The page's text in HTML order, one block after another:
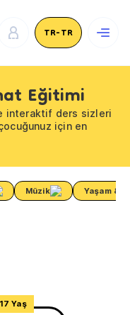
TR-TR
Eğitimi
interaktif ders sizleri
için en
Müzik Yaşam &
Yaş